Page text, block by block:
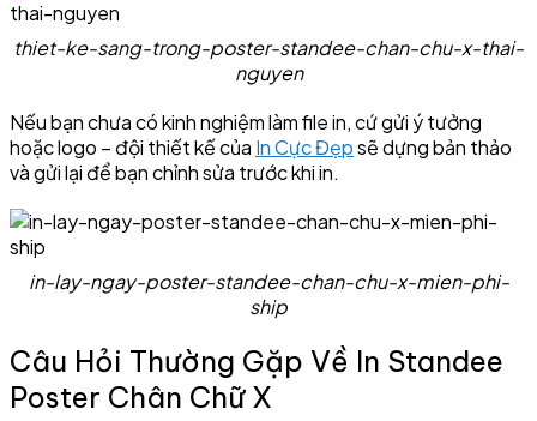
thiet-ke-sang-trong-poster-standee-chan-chu-x-thai-
nguyen
Nếu bạn chưa có kinh nghiệm làm file in, cứ gửi ý tưởng
hoặc logo – đội thiết kế của In Cực Đẹpsẽ dựng bản thảo
và gửi lại để bạn chỉnh sửa trước khi in.
in-lay-ngay-poster-standee-chan-chu-x-mien-phi-
ship
Câu Hỏi Thường Gặp Về In Standee
Poster Chân Chữ X